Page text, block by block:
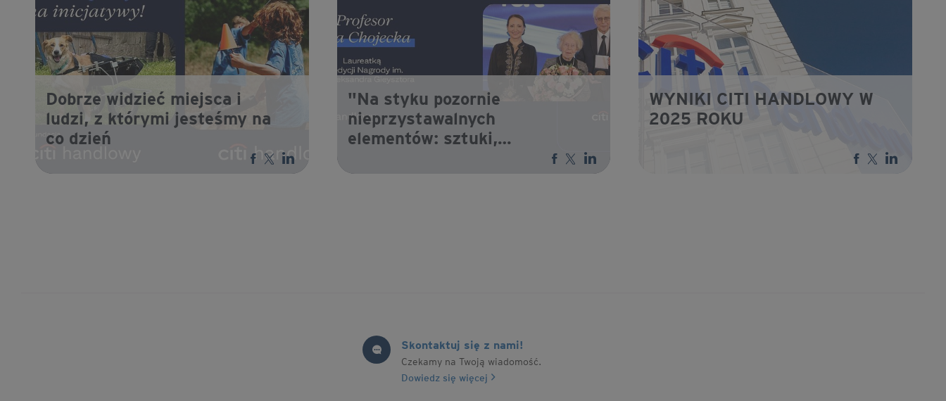
Dobrze widzieć miejsca i
ludzi, z którymi jesteśmy na
co dzień
"Na styku pozornie
nieprzystawalnych
elementów: sztuki,
inżynierii, rodzi się nowe
WYNIKI CITI HANDLOWY W
2025 ROKU
Skontaktuj się z nami!
Czekamy na Twoją wiadomość.
Dowiedz się więcej